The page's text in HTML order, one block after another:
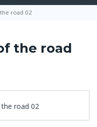
road 02
the road